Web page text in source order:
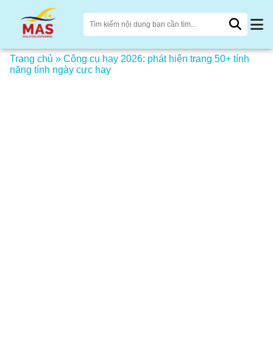
Trang chủ » Công cụ hay 2026: phát hiện trang 50+ tính
năng tính ngày cực hay